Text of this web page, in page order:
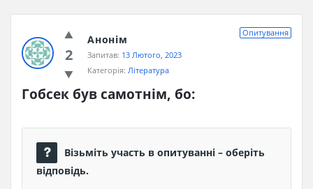
2
Опитування
Анонім
Запитав: 13 Лютого, 2023
Категорія: Література
Гобсек був самотнім, бо:
Візьміть участь в опитуванні – оберіть
відповідь.